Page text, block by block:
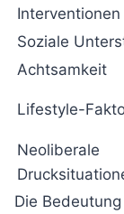
Interventionen
Soziale
Achtsamkeit
Lifestyle-
Neoliberale
Die